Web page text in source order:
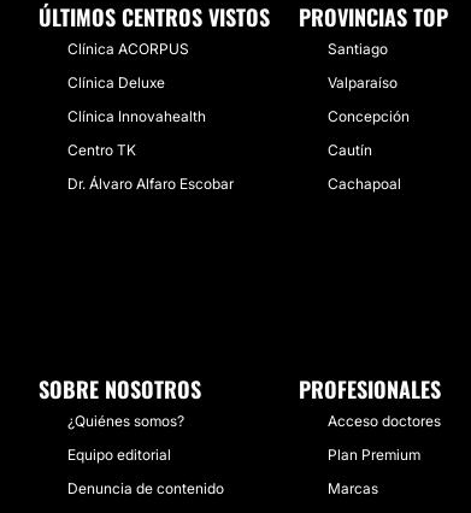
ÚLTIMOS CENTROS VISTOS
Clínica ACORPUS
Clínica Deluxe
Clínica Innovahealth
Centro TK
Dr. Álvaro Alfaro Escobar
PROVINCIAS TOP
Santiago
Valparaíso
Concepción
Cautín
Cachapoal
SOBRE NOSOTROS
¿Quiénes somos?
Equipo editorial
Denuncia de contenido
PROFESIONALES
Acceso doctores
Plan Premium
Marcas